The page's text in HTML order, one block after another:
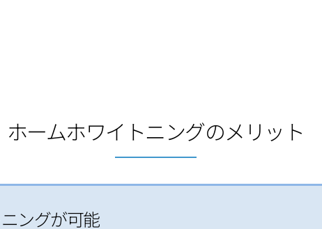
ホームホワイトニングのメリット
ングが可能